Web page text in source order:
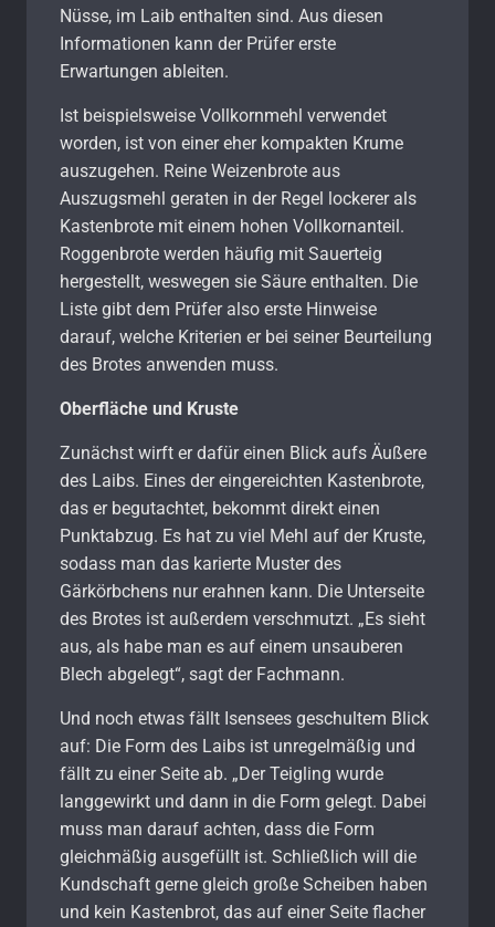
Nüsse, im Laib enthalten sind. Aus diesen
Informationen kann der Prüfer erste
Erwartungen ableiten.
Ist beispielsweise Vollkornmehl verwendet
worden, ist von einer eher kompakten Krume
auszugehen. Reine Weizenbrote aus
Auszugsmehl geraten in der Regel lockerer als
Kastenbrote mit einem hohen Vollkornanteil.
Roggenbrote werden häufig mit Sauerteig
hergestellt, weswegen sie Säure enthalten. Die
Liste gibt dem Prüfer also erste Hinweise
darauf, welche Kriterien er bei seiner Beurteilung
des Brotes anwenden muss.
Oberfläche und Kruste
Zunächst wirft er dafür einen Blick aufs Äußere
des Laibs. Eines der eingereichten Kastenbrote,
das er begutachtet, bekommt direkt einen
Punktabzug. Es hat zu viel Mehl auf der Kruste,
sodass man das karierte Muster des
Gärkörbchens nur erahnen kann. Die Unterseite
des Brotes ist außerdem verschmutzt. „Es sieht
aus, als habe man es auf einem unsauberen
Blech abgelegt“, sagt der Fachmann.
Und noch etwas fällt Isensees geschultem Blick
auf: Die Form des Laibs ist unregelmäßig und
fällt zu einer Seite ab. „Der Teigling wurde
langgewirkt und dann in die Form gelegt. Dabei
muss man darauf achten, dass die Form
gleichmäßig ausgefüllt ist. Schließlich will die
Kundschaft gerne gleich große Scheiben haben
und kein Kastenbrot, das auf einer Seite flacher